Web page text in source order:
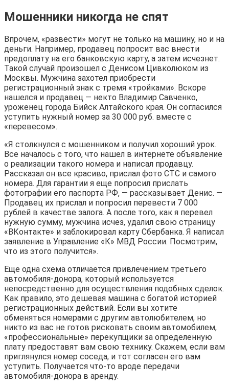
Мошенники никогда не спят
Впрочем, «развести» могут не только на машину, но и на
деньги. Например, продавец попросит вас внести
предоплату на его банковскую карту, а затем исчезнет.
Такой случай произошел с Денисом Цивколюком из
Москвы. Мужчина захотел приобрести
регистрационный знак с тремя «тройками». Вскоре
нашелся и продавец — некто Владимир Савченко,
уроженец города Бийск Алтайского края. Он согласился
уступить нужный номер за 30 000 руб. вместе с
«перевесом».
«Я столкнулся с мошенником и получил хороший урок.
Все началось с того, что нашел в интернете объявление
о реализации такого номера и написал продавцу.
Рассказал он все красиво, прислал фото СТС и самого
номера. Для гарантии я еще попросил прислать
фотографии его паспорта РФ, — рассказывает Денис. —
Продавец их прислал и попросил перевести 7 000
рублей в качестве залога. А после того, как я перевел
нужную сумму, мужчина исчез, удалил свою страницу
«ВКонтакте» и заблокировал карту Сбербанка. Я написал
заявление в Управление «К» МВД России. Посмотрим,
что из этого получится».
Еще одна схема отличается привлечением третьего
автомобиля-донора, который используется
непосредственно для осуществления подобных сделок.
Как правило, это дешевая машина с богатой историей
регистрационных действий. Если вы хотите
обменяться номерами с другим автолюбителем, но
никто из вас не готов рисковать своим автомобилем,
«профессиональные» перекупщики за определенную
плату предоставят вам свою технику. Скажем, если вам
приглянулся номер соседа, и тот согласен его вам
уступить. Получается что-то вроде передачи
автомобиля-донора в аренду.